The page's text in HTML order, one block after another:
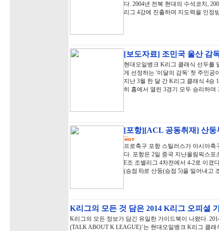
다. 2004년 전북 현대의 수석코치,
리그 4강에 진출하며 지도력을 인정
[보도자료] 조민국 울산 감
현대오일뱅크 K리그 클래식 선두를
게 선정하는 '이달의 감독' 첫 주인공
지난 3월 한 달 간 K리그 클래식 4승
히 홈에서 열린 3경기 모두 승리하
[포항][ACL 공동취재] 산둥
프로축구 포항 스틸러스가 아시아
다. 포항은 2일 중국 지난올림픽스
E조 조별리그 4차전에서 4-2로 이겼
(승점 8)로 산둥(승점 5)을 밀어내고
K리그의 모든 것 담은 2014 K리그 오피셜
K리그의 모든 정보가 담긴 유일한 가이드북이 나왔다.
(TALK ABOUT K LEAGUE)’는 현대오일뱅크 K리그 클